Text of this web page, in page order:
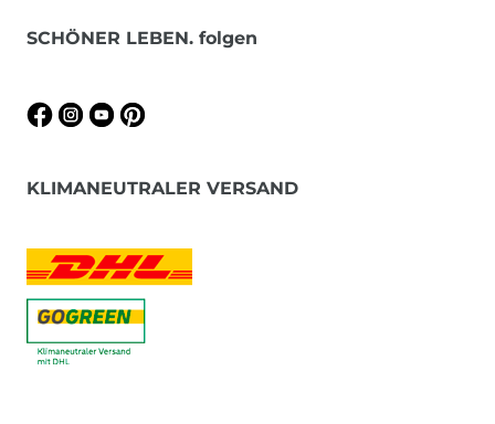
SCHÖNER LEBEN. folgen
KLIMANEUTRALER VERSAND